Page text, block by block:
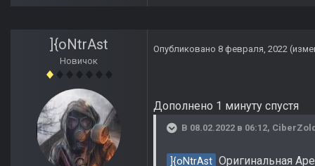
]{oNtrAst
Новичок
Опубликовано 8 февраля, 2022
Дополнено 1 минуту спустя
В 08.02.2022 в 06:12,
]{oNtrAst Оригинальная